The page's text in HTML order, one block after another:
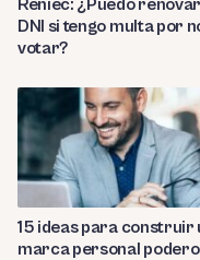
Reniec: ¿Puedo
DNI si tengo multa por
votar?
15 ideas para construir
marca personal